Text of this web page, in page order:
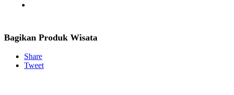
Bagikan Produk Wisata
Share
Tweet